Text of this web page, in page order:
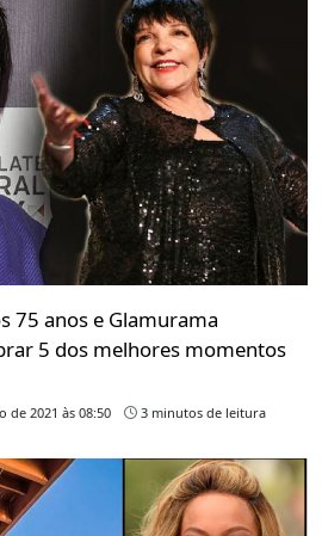
75 anos e Glamurama
5 dos melhores momentos
de 2021 às 08:50 3 minutos de leitura